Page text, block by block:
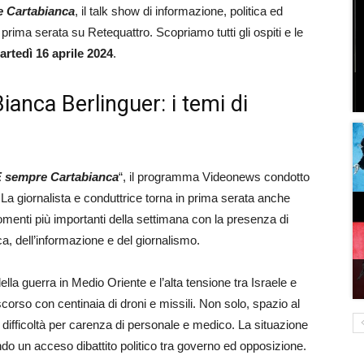
Cartabianca, il talk show di informazione, politica ed
serata su Retequattro. Scopriamo tutti gli ospiti e le
16 aprile 2024.
Berlinguer: i temi di
sempre Cartabianca“, il programma Videonews condotto
giornalista e conduttrice torna in prima serata anche
più importanti della settimana con la presenza di
dell’informazione e del giornalismo.
guerra in Medio Oriente e l’alta tensione tra Israele e
con centinaia di droni e missili. Non solo, spazio al
per carenza di personale e medico. La situazione
un acceso dibattito politico tra governo ed opposizione.